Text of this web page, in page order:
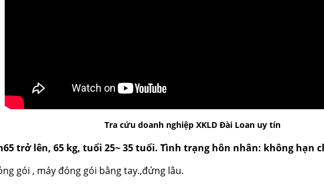
Tra cứu doanh nghiệp XKLD Đài Loan uy tín
trở lên, 65 kg, tuổi 25~ 35 tuổi. Tình trạng hôn nhân: không hạn
gói , máy đóng gói bằng tay.,đứng lâu.